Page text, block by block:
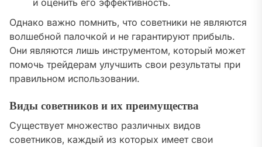
и оценить его эффективность.
Однако важно помнить‚ что советники не являются
волшебной палочкой и не гарантируют прибыль.
Они являются лишь инструментом‚ который может
помочь трейдерам улучшить свои результаты при
правильном использовании.
Виды советников и их преимущества
Существует множество различных видов
советников‚ каждый из которых имеет свои